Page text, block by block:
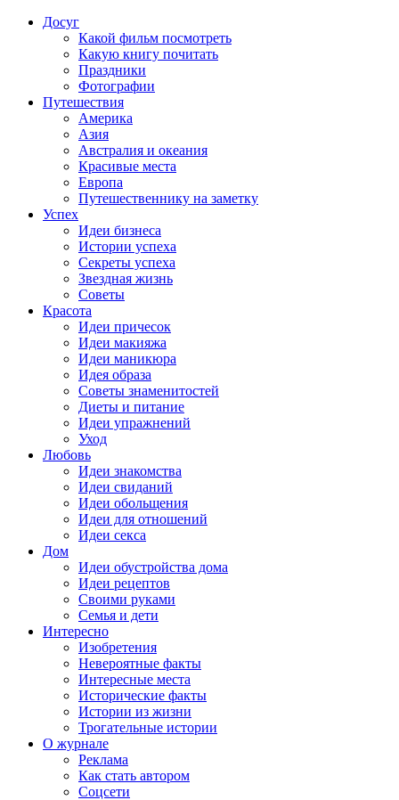
Досуг
Какой фильм посмотреть
Какую книгу почитать
Праздники
Фотографии
Путешествия
Америка
Азия
Австралия и океания
Красивые места
Европа
Путешественнику на заметку
Успех
Идеи бизнеса
Истории успеха
Секреты успеха
Звездная жизнь
Советы
Красота
Идеи причесок
Идеи макияжа
Идеи маникюра
Идея образа
Советы знаменитостей
Диеты и питание
Идеи упражнений
Уход
Любовь
Идеи знакомства
Идеи свиданий
Идеи обольщения
Идеи для отношений
Идеи секса
Дом
Идеи обустройства дома
Идеи рецептов
Своими руками
Семья и дети
Интересно
Изобретения
Невероятные факты
Интересные места
Исторические факты
Истории из жизни
Трогательные истории
О журнале
Реклама
Как стать автором
Соцсети